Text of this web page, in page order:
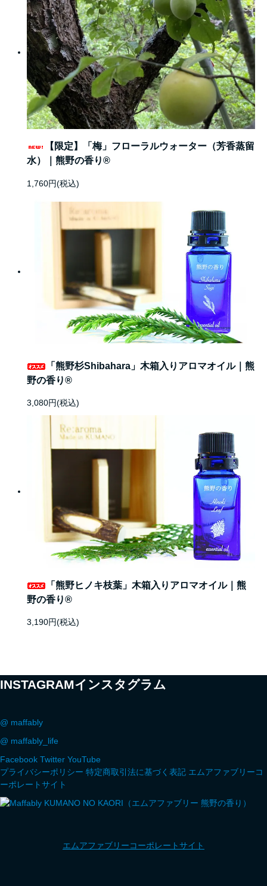
【限定】「梅」フローラルウォーター（芳香蒸留
水）｜熊野の香り®
1,760円(税込)
「熊野杉Shibahara」木箱入りアロマオイル｜熊
野の香り®
3,080円(税込)
「熊野ヒノキ枝葉」木箱入りアロマオイル｜熊
野の香り®
3,190円(税込)
INSTAGRAMインスタグラム
@ maffably
@ maffably_life
Facebook Twitter YouTube
プライバシーポリシー 特定商取引法に基づく表記 エムアファブリーコ
ーポレートサイト
エムアファブリーコーポレートサイト